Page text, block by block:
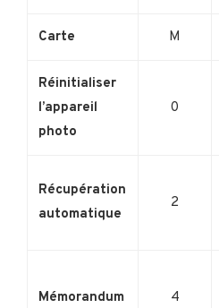
Carte M
Réinitialiser
l’appareil
photo
0
Récupération
automatique
2
Mémorandum 4